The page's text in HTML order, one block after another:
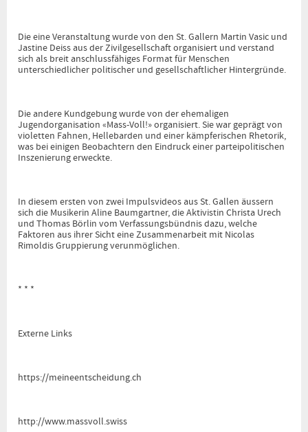
Die eine Veranstaltung wurde von den St. Gallern Martin Vasic und
Jastine Deiss aus der Zivilgesellschaft organisiert und verstand
sich als breit anschlussfähiges Format für Menschen
unterschiedlicher politischer und gesellschaftlicher Hintergründe.
Die andere Kundgebung wurde von der ehemaligen
Jugendorganisation «Mass-Voll!» organisiert. Sie war geprägt von
violetten Fahnen, Hellebarden und einer kämpferischen Rhetorik,
was bei einigen Beobachtern den Eindruck einer parteipolitischen
Inszenierung erweckte.
In diesem ersten von zwei Impulsvideos aus St. Gallen äussern
sich die Musikerin Aline Baumgartner, die Aktivistin Christa Urech
und Thomas Börlin vom Verfassungsbündnis dazu, welche
Faktoren aus ihrer Sicht eine Zusammenarbeit mit Nicolas
Rimoldis Gruppierung verunmöglichen.
* * *
Externe Links
https://meineentscheidung.ch
http://www.massvoll.swiss